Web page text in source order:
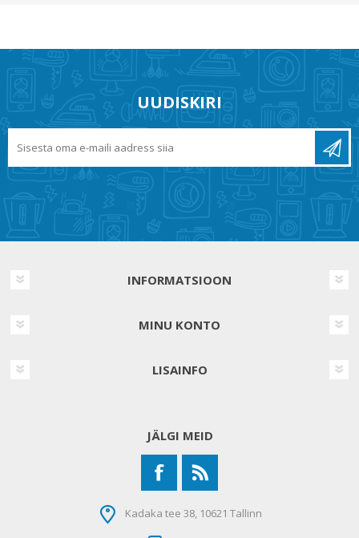
UUDISKIRI
INFORMATSIOON
MINU KONTO
LISAINFO
JÄLGI MEID
Kadaka tee 38, 10621 Tallinn